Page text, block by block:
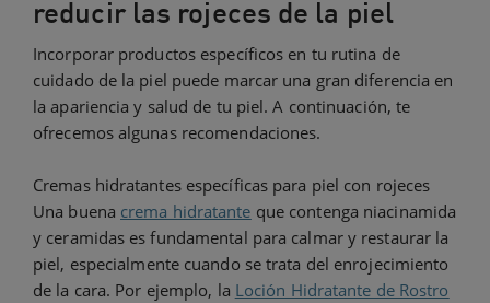
reducir las rojeces de la piel
Incorporar productos específicos en tu rutina de
cuidado de la piel puede marcar una gran diferencia en
la apariencia y salud de tu piel. A continuación, te
ofrecemos algunas recomendaciones.
Cremas hidratantes específicas para piel con rojeces
Una buena crema hidratante que contenga niacinamida
y ceramidas es fundamental para calmar y restaurar la
piel, especialmente cuando se trata del enrojecimiento
de la cara. Por ejemplo, la Loción Hidratante de Rostro